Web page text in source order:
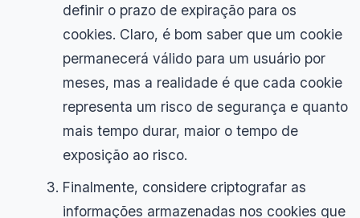
definir o prazo de expiração para os
cookies. Claro, é bom saber que um cookie
permanecerá válido para um usuário por
meses, mas a realidade é que cada cookie
representa um risco de segurança e quanto
mais tempo durar, maior o tempo de
exposição ao risco.
Finalmente, considere criptografar as
informações armazenadas nos cookies que